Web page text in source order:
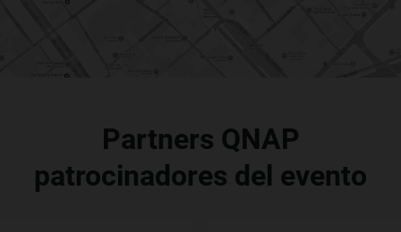
Partners QNAP
patrocinadores del evento